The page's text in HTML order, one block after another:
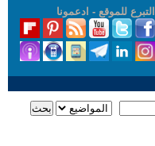
التبرع للموقع - ادعمونا